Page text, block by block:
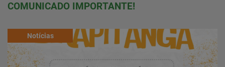
COMUNICADO IMPORTANTE!
Notícias